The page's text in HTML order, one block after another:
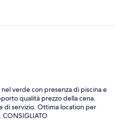
posto in cui ho
verde con presenza di piscina e
qualità prezzo della cena.
di servizio. Ottima location per
CONSIGLIATO